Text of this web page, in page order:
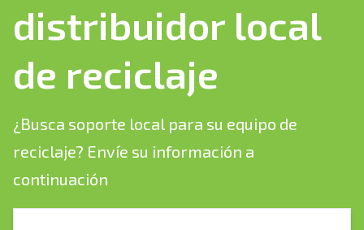
distribuidor local
de reciclaje
¿Busca soporte local para su equipo de
reciclaje? Envíe su información a
continuación